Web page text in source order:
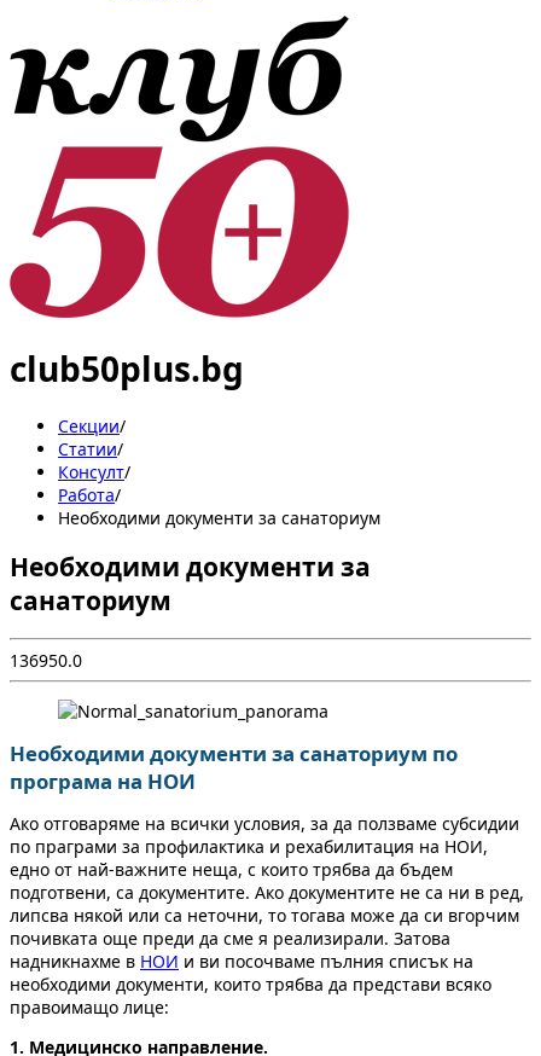
club50plus.bg
Секции/
Статии/
Консулт/
Работа/
Необходими документи за санаториум
Необходими документи за
санаториум
136950.0
Необходими документи за санаториум по
програма на НОИ
Ако отговаряме на всички условия, за да ползваме субсидии
по праграми за профилактика и рехабилитация на НОИ,
едно от най-важните неща, с които трябва да бъдем
подготвени, са документите. Ако документите не са ни в ред,
липсва някой или са неточни, то тогава може да си вгорчим
почивката още преди да сме я реализирали. Затова
надникнахме в НОИ и ви посочваме пълния списък на
необходими документи, които трябва да представи всяко
правоимащо лице:
1. Медицинско направление.